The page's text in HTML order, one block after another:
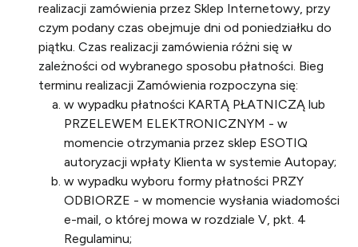
realizacji zamówienia przez Sklep Internetowy, przy
czym podany czas obejmuje dni od poniedziałku do
piątku. Czas realizacji zamówienia różni się w
zależności od wybranego sposobu płatności. Bieg
terminu realizacji Zamówienia rozpoczyna się:
w wypadku płatności KARTĄ PŁATNICZĄ lub
PRZELEWEM ELEKTRONICZNYM - w
momencie otrzymania przez sklep ESOTIQ
autoryzacji wpłaty Klienta w systemie Autopay;
w wypadku wyboru formy płatności PRZY
ODBIORZE - w momencie wysłania wiadomości
e-mail, o której mowa w rozdziale V, pkt. 4
Regulaminu;